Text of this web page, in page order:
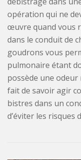
opération qui ne
œuvre quand vous
dans le conduit de
goudrons vous
pulmonaire étant
possède une odeur
fait de savoir agir
bistres dans un
d’éviter les risques